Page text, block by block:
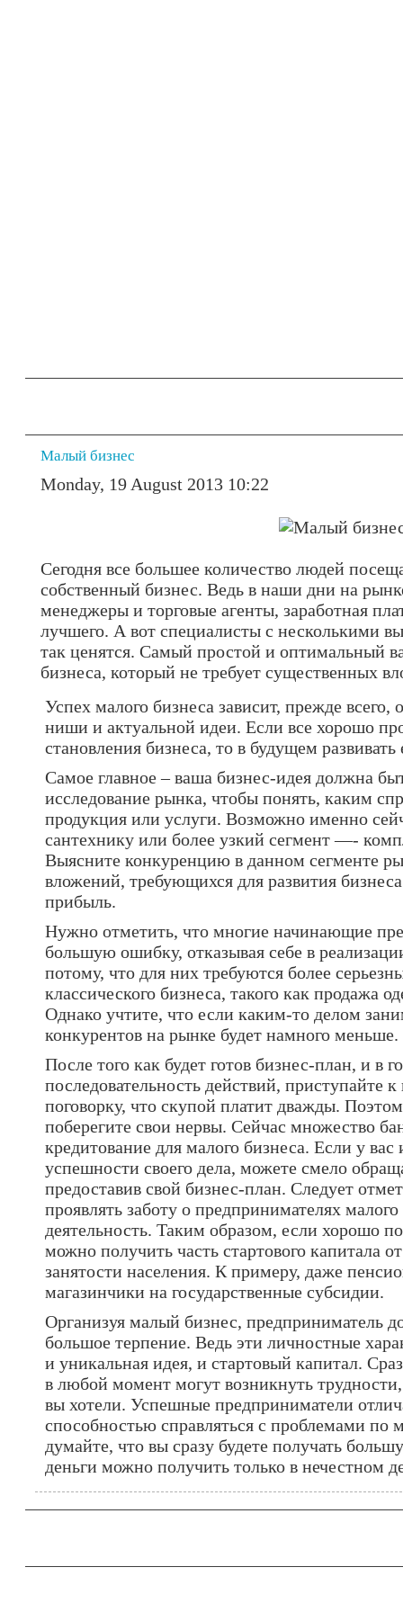
Малый бизнес
Monday, 19 August 2013 10:22
Сегодня все большее количество людей
собственный бизнес. Ведь в наши дни на
менеджеры и торговые агенты, заработная
лучшего. А вот специалисты с несколькими
так ценятся. Самый простой и оптимальный
бизнеса, который не требует существенных
Успех малого бизнеса зависит, прежде всего,
ниши и актуальной идеи. Если все хорошо
становления бизнеса, то в будущем развивать
Самое главное – ваша бизнес-идея должна
исследование рынка, чтобы понять, каким
продукция или услуги. Возможно именно
сантехнику или более узкий сегмент —-
Выясните конкуренцию в данном сегменте
вложений, требующихся для развития
прибыль.
Нужно отметить, что многие начинающие
большую ошибку, отказывая себе в
потому, что для них требуются более
классического бизнеса, такого как продажа
Однако учтите, что если каким-то делом
конкурентов на рынке будет намного меньше.
После того как будет готов бизнес-план, и в
последовательность действий, приступайте
поговорку, что скупой платит дважды.
поберегите свои нервы. Сейчас множество
кредитование для малого бизнеса. Если у вас
успешности своего дела, можете смело
предоставив свой бизнес-план. Следует
проявлять заботу о предпринимателях
деятельность. Таким образом, если хорошо
можно получить часть стартового капитала
занятости населения. К примеру, даже
магазинчики на государственные субсидии.
Организуя малый бизнес, предприниматель
большое терпение. Ведь эти личностные
и уникальная идея, и стартовый капитал.
в любой момент могут возникнуть
вы хотели. Успешные предприниматели
способностью справляться с проблемами по
думайте, что вы сразу будете получать
деньги можно получить только в нечестном